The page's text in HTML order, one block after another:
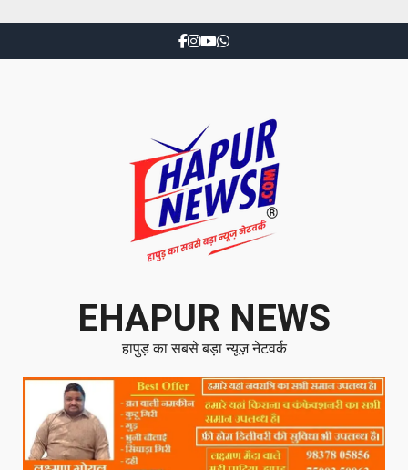
EHAPUR NEWS
हापुड़ का सबसे बड़ा न्यूज़ नेटवर्क